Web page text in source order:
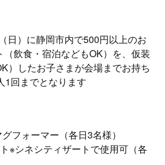
日）に静岡市内で500円以上のお
飲食・宿泊などもOK）を、仮装
）したお子さまが会場までお持ち
1回までとなります
フォーマー（各日3名様）
※シネシティザートで使用可（各